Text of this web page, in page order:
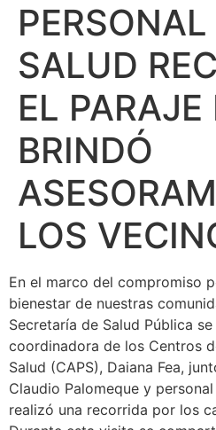
PERSONAL
SALUD
EL
BRINDÓ
LOS
En el marco del compromiso
bienestar de nuestras
Secretaría de Salud Pública
coordinadora de los Centros
Salud (CAPS), Daiana Fea,
Claudio Palomeque y
realizó una recorrida por los